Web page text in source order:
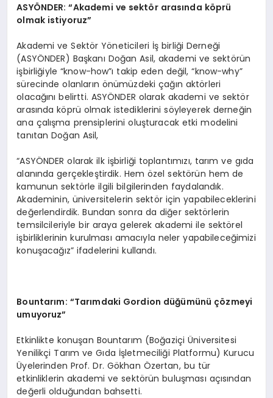
ASYÖNDER:“Akademi ve sektör arasında köprü
olmak istiyoruz”
Akademi ve Sektör Yöneticileri İş birliği Derneği
(ASYÖNDER) Başkanı Doğan Asil, akademi ve sektörün
işbirliğiyle “know-how”ı takip eden değil, “know-why”
sürecinde olanların önümüzdeki çağın aktörleri
olacağını belirtti. ASYÖNDER olarak akademi ve sektör
arasında köprü olmak istediklerini söyleyerek derneğin
ana çalışma prensiplerini oluşturacak etki modelini
tanıtan Doğan Asil,
“ASYÖNDER olarak ilk işbirliği toplantımızı, tarım ve gıda
alanında gerçekleştirdik. Hem özel sektörün hem de
kamunun sektörle ilgili bilgilerinden faydalandık.
Akademinin, üniversitelerin sektör için yapabileceklerini
değerlendirdik. Bundan sonra da diğer sektörlerin
temsilcileriyle bir araya gelerek akademi ile sektörel
işbirliklerinin kurulması amacıyla neler yapabileceğimizi
konuşacağız” ifadelerini kullandı.
Bountarım: “Tarımdaki Gordion düğümünü çözmeyi
umuyoruz”
Etkinlikte konuşan Bountarım (Boğaziçi Üniversitesi
Yenilikçi Tarım ve Gıda İşletmeciliği Platformu) Kurucu
Üyelerinden Prof. Dr. Gökhan Özertan, bu tür
etkinliklerin akademi ve sektörün buluşması açısından
değerli olduğundan bahsetti.